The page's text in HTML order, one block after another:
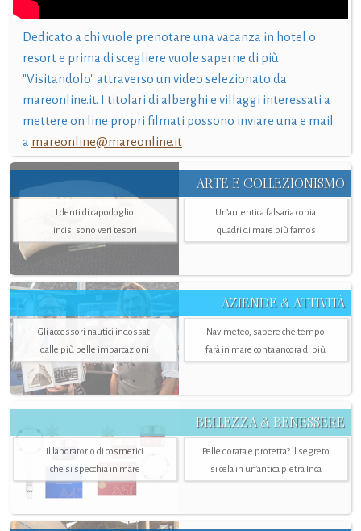
Dedicato a chi vuole prenotare una vacanza in hotel o
resort e prima di scegliere vuole saperne di più.
"Visitandolo" attraverso un video selezionato da
mareonline.it. I titolari di alberghi e villaggi interessati a
mettere on line propri filmati possono inviare una e mail
a mareonline@mareonline.it
ARTE E COLLEZIONISMO
I denti di capodoglio
incisi sono veri tesori
Un’autentica falsaria copia
i quadri di mare più famosi
AZIENDE & ATTIVITÀ
Gli accessori nautici indossati
dalle più belle imbarcazioni
Navimeteo, sapere che tempo
farà in mare conta ancora di più
BELLEZZA & BENESSERE
Il laboratorio di cosmetici
che si specchia in mare
Pelle dorata e protetta? Il segreto
si cela in un’antica pietra Inca